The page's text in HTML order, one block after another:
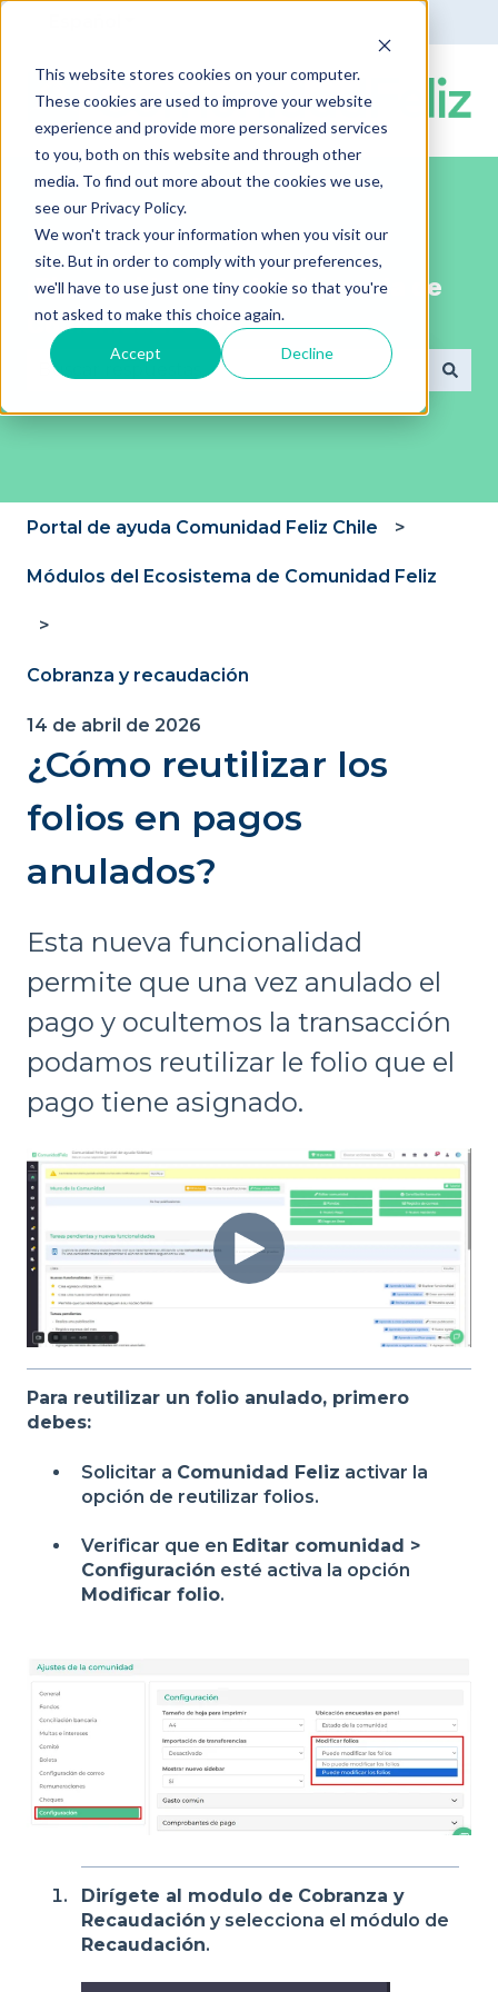
This website stores cookies on your computer.
These cookies are used to improve your website
experience and provide more personalized services
to you, both on this website and through other
media. To find out more about the cookies we use,
see our Privacy Policy.
We won't track your information when you visit our
site. But in order to comply with your preferences,
we'll have to use just one tiny cookie so that you're
not asked to make this choice again.
Accept Decline
¡Bienvenido al portal de ayuda de
ComunidadFeliz!
No hay sugerencias porque el campo de
Portal de ayuda Comunidad Feliz Chile
Módulos del Ecosistema de Comunidad Feliz
Cobranza y recaudación
14 de abril de 2026
¿Cómo reutilizar los
folios en pagos
anulados?
Esta nueva funcionalidad
permite que una vez anulado el
pago y ocultemos la transacción
podamos reutilizar le folio que el
pago tiene asignado.
Para reutilizar un folio anulado, primero
debes:
Solicitar a Comunidad Feliz activar la
opción de reutilizar folios.
Verificar que en Editar comunidad >
Configuración esté activa la opción
Modificar folio.
Dirígete al modulo de Cobranza y
Recaudación y selecciona el módulo de
Recaudación.